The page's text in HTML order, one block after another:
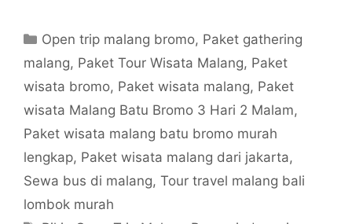
Open trip malang bromo, Paket gathering
malang, Paket Tour Wisata Malang, Paket
wisata bromo, Paket wisata malang, Paket
wisata Malang Batu Bromo 3 Hari 2 Malam,
Paket wisata malang batu bromo murah
lengkap, Paket wisata malang dari jakarta,
Sewa bus di malang, Tour travel malang bali
lombok murah